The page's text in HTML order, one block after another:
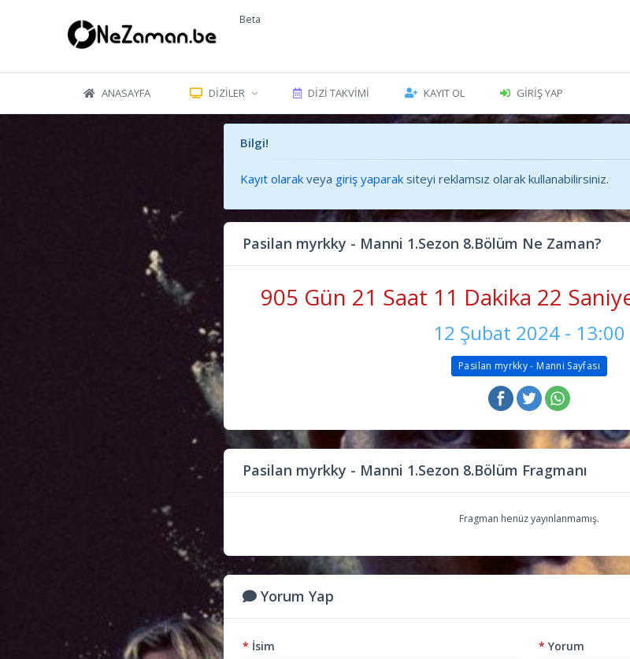
Beta
ANASAYFA DIZILER DIZI TAKVIMI KAYIT OL GIRIŞ YAP
Bilgi!
Kayıt olarak veya giriş yaparak siteyi reklamsız olarak kullanabilirsiniz.
Pasilan myrkky - Manni 1.Sezon 8.Bölüm Ne Zaman?
905 Gün 21 Saat 11 Dakika 22
12 Şubat 2024 - 13:00
Pasilan myrkky - Manni Sayfası
Pasilan myrkky - Manni 1.Sezon 8.Bölüm Fragmanı
Fragman henüz yayınlanmamış.
Yorum Yap
* İsim * Yorum